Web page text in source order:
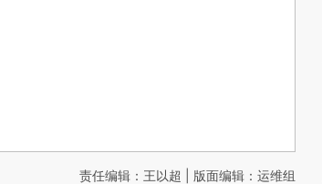
责任编辑：王以超 | 版面编辑：运维组